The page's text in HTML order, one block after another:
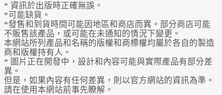
* 資訊於出版時正確無誤。
*可能缺貨。
*發售和到貨時間可能因地區和商店而異。部分商店可能
不販售該產品，或可能在未通知的情況下變更。
本網站所列產品和名稱的版權和商標權均屬於各自的製造
商和版權持有人。
* 圖片正在開發中，設計和內容可能與實際產品有部分差
異。
但是，如果內容有任何差異，則以官方網站的資訊為準。
請在使用本網站前事先瞭解。